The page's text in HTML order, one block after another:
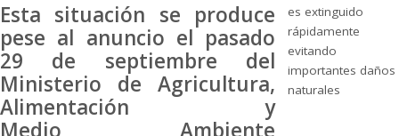
Esta situación se produce
pese al anuncio el pasado
29 de septiembre del
Ministerio de Agricultura,
Alimentación y
es extinguido
rápidamente
evitando
importantes daños
naturales